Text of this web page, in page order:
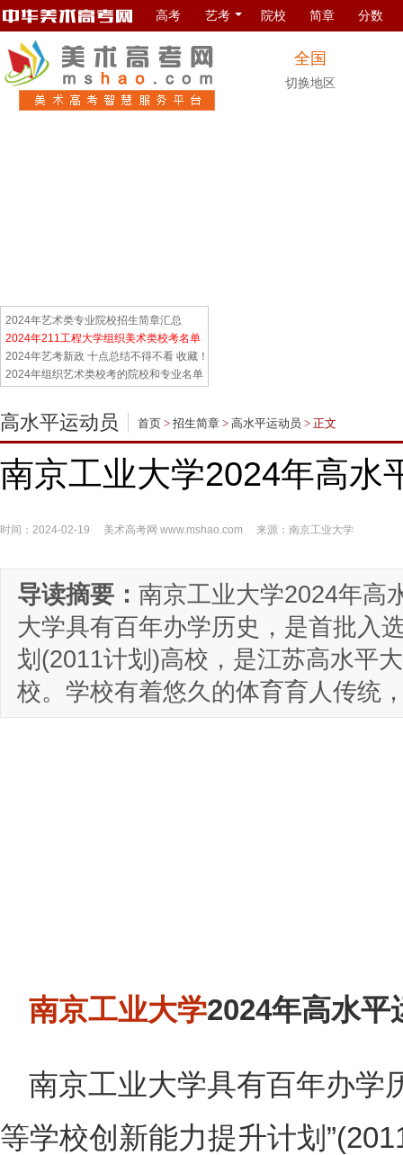
高考 艺考 院校 简章 分数
全国
切换地区
2024年艺术类专业院校招生简章汇总
2024年211工程大学组织美术类校考名单
2024年艺考新政 十点总结不得不看 收藏！
2024年组织艺术类校考的院校和专业名单
高水平运动员 首页 > 招生简章 > 高水平运动员 > 正文
南京工业大学2024年高水
时间：2024-02-19 美术高考网 www.mshao.com 来源：南京工业大学
导读摘要： 南京工业大学2024年高
大学具有百年办学历史，是首批入
划(2011计划)高校，是江苏高水平
校。学校有着悠久的体育育人传统
南京工业大学2024年高水平
南京工业大学具有百年办学
等学校创新能力提升计划